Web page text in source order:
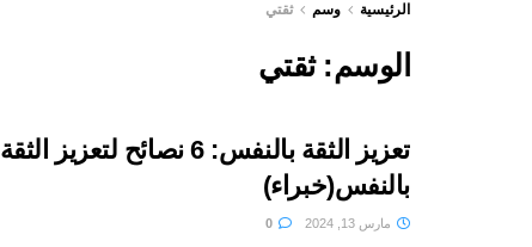
الرئيسية وسم ثقتي
الوسم:ثقتي
تعزيز الثقة بالنفس: 6 نصائح لتعزيز الثقة
بالنفس(خبراء)
مارس 13, 2024